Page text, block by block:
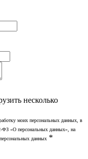
несколько
моих персональных данных, в
ФЗ «О персональных данных», на
данных *